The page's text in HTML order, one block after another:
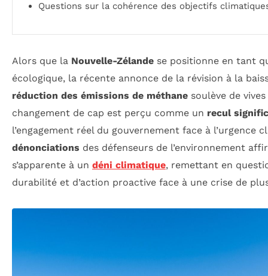
Questions sur la cohérence des objectifs
Alors que la Nouvelle-Zélande se positionne en tant
écologique, la récente annonce de la révision à la
réduction des émissions de méthane soulève de
changement de cap est perçu comme un recul
l’engagement réel du gouvernement face à l’urgence
dénonciations des défenseurs de l’environnement
s’apparente à un déni climatique, remettant en
durabilité et d’action proactive face à une crise de